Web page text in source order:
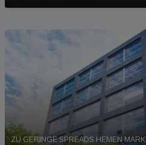
ZU GERINGE SPREADS HEMEN